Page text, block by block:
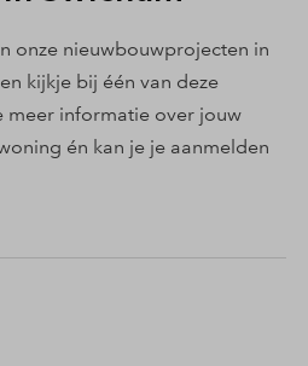
onze nieuwbouwprojecten in
kijkje bij één van deze
meer informatie over jouw
én kan je je aanmelden